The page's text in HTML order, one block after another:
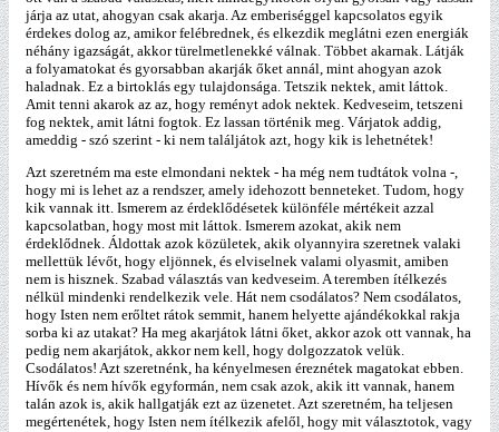
járja az utat, ahogyan csak akarja. Az emberiséggel kapcsolatos egyik
érdekes dolog az, amikor felébrednek, és elkezdik meglátni ezen energiák
néhány igazságát, akkor türelmetlenekké válnak. Többet akarnak. Látják
a folyamatokat és gyorsabban akarják őket annál, mint ahogyan azok
haladnak. Ez a birtoklás egy tulajdonsága. Tetszik nektek, amit láttok.
Amit tenni akarok az az, hogy reményt adok nektek. Kedveseim, tetszeni
fog nektek, amit látni fogtok. Ez lassan történik meg. Várjatok addig,
ameddig - szó szerint - ki nem találjátok azt, hogy kik is lehetnétek!
Azt szeretném ma este elmondani nektek - ha még nem tudtátok volna -,
hogy mi is lehet az a rendszer, amely idehozott benneteket. Tudom, hogy
kik vannak itt. Ismerem az érdeklődésetek különféle mértékeit azzal
kapcsolatban, hogy most mit láttok. Ismerem azokat, akik nem
érdeklődnek. Áldottak azok közületek, akik olyannyira szeretnek valaki
mellettük lévőt, hogy eljönnek, és elviselnek valami olyasmit, amiben
nem is hisznek. Szabad választás van kedveseim. A teremben ítélkezés
nélkül mindenki rendelkezik vele. Hát nem csodálatos? Nem csodálatos,
hogy Isten nem erőltet rátok semmit, hanem helyette ajándékokkal rakja
sorba ki az utakat? Ha meg akarjátok látni őket, akkor azok ott vannak, ha
pedig nem akarjátok, akkor nem kell, hogy dolgozzatok velük.
Csodálatos! Azt szeretnénk, ha kényelmesen éreznétek magatokat ebben.
Hívők és nem hívők egyformán, nem csak azok, akik itt vannak, hanem
talán azok is, akik hallgatják ezt az üzenetet. Azt szeretném, ha teljesen
megértenétek, hogy Isten nem ítélkezik afelől, hogy mit választotok, vagy